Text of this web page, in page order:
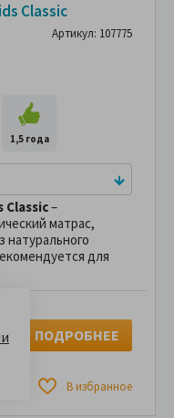
Classic
Артикул: 107775
1,5 года
Classic–
матрас,
для
В избранное
ПОДРОБНЕЕ